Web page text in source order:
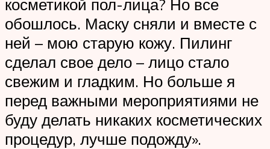
косметикой пол-лица? Но все
обошлось. Маску сняли и вместе с
ней – мою старую кожу. Пилинг
сделал свое дело – лицо стало
свежим и гладким. Но больше я
перед важными мероприятиями не
буду делать никаких косметических
процедур, лучше подожду».